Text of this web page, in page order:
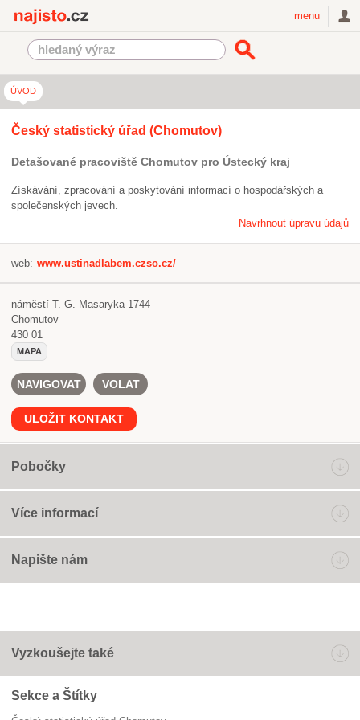
menu
ÚVOD
Český statistický úřad (Chomutov)
Detašované pracoviště Chomutov pro Ústecký kraj
Získávání, zpracování a poskytování informací o hospodářských a
společenských jevech.
Navrhnout úpravu údajů
web: www.ustinadlabem.czso.cz/
náměstí T. G. Masaryka 1744
Chomutov
430 01
MAPA
NAVIGOVAT VOLAT
ULOŽIT KONTAKT
Pobočky
Více informací
Napište nám
Vyzkoušejte také
Sekce a Štítky